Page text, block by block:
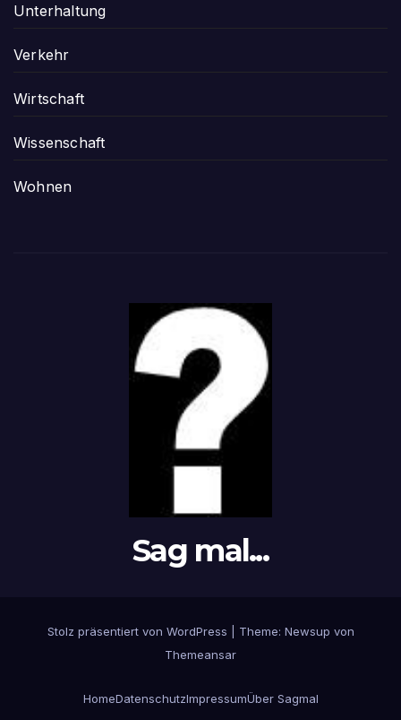
Unterhaltung
Verkehr
Wirtschaft
Wissenschaft
Wohnen
Sag mal...
Stolz präsentiert von WordPress
Theme: Newsup von
Themeansar
HomeDatenschutzImpressumÜber Sagmal